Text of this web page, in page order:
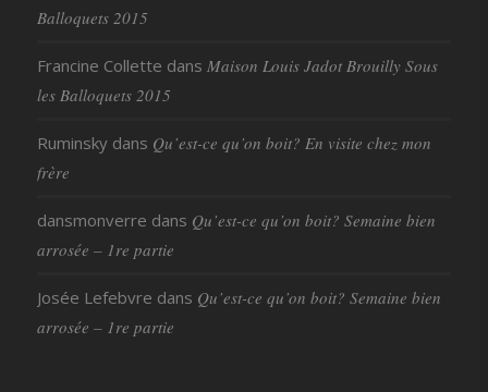
Balloquets 2015
Francine Collette dans Maison Louis Jadot Brouilly Sous
les Balloquets 2015
Ruminskydans Qu’est-ce qu’on boit? En visite chez mon
frère
dansmonverre dans Qu’est-ce qu’on boit? Semaine bien
arrosée – 1re partie
Josée Lefebvre dans Qu’est-ce qu’on boit? Semaine bien
arrosée – 1re partie